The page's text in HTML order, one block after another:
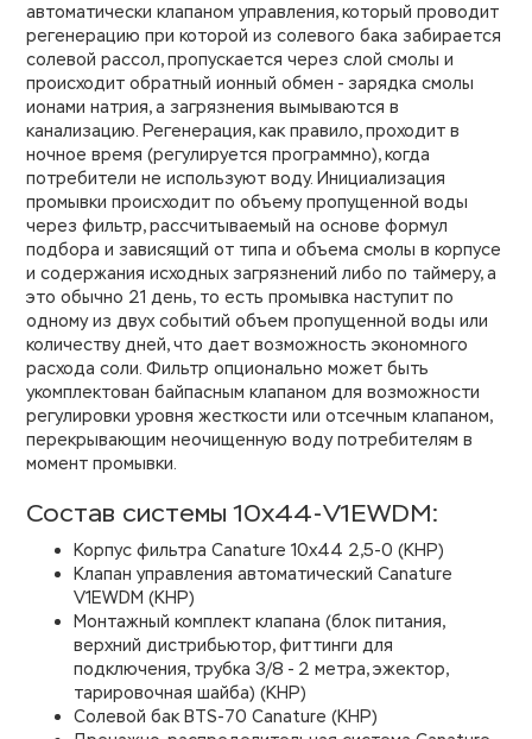
автоматически клапаном управления, который проводит
регенерацию при которой из солевого бака забирается
солевой рассол, пропускается через слой смолы и
происходит обратный ионный обмен - зарядка смолы
ионами натрия, а загрязнения вымываются в
канализацию. Регенерация, как правило, проходит в
ночное время (регулируется программно), когда
потребители не используют воду. Инициализация
промывки происходит по объему пропущенной воды
через фильтр, рассчитываемый на основе формул
подбора и зависящий от типа и объема смолы в корпусе
и содержания исходных загрязнений либо по таймеру, а
это обычно 21 день, то есть промывка наступит по
одному из двух событий объем пропущенной воды или
количеству дней, что дает возможность экономного
расхода соли. Фильтр опционально может быть
укомплектован байпасным клапаном для возможности
регулировки уровня жесткости или отсечным клапаном,
перекрывающим неочищенную воду потребителям в
момент промывки.
Состав системы 10х44-V1EWDM:
Корпус фильтра Canature 10х44 2,5-0 (КНР)
Клапан управления автоматический Canature
V1EWDM (КНР)
Монтажный комплект клапана (блок питания,
верхний дистрибьютор, фиттинги для
подключения, трубка 3/8 - 2 метра, эжектор,
тарировочная шайба) (КНР)
Солевой бак BTS-70 Canature (КНР)